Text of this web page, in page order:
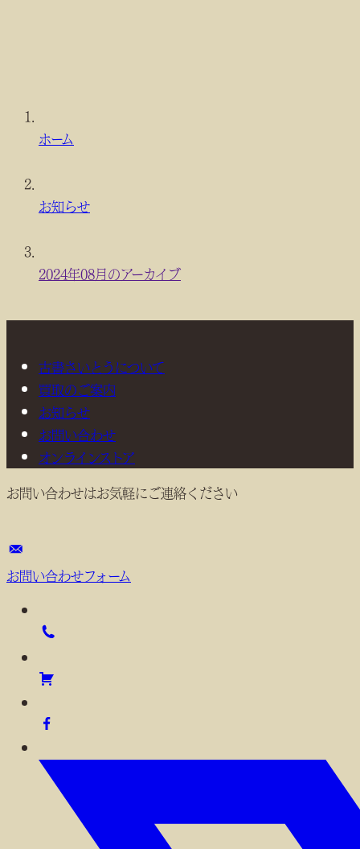
ホーム
お知らせ
2024年08月のアーカイブ
古書さいとうについて
買取のご案内
お知らせ
お問い合わせ
オンラインストア
お問い合わせはお気軽にご連絡ください
お問い合わせフォーム